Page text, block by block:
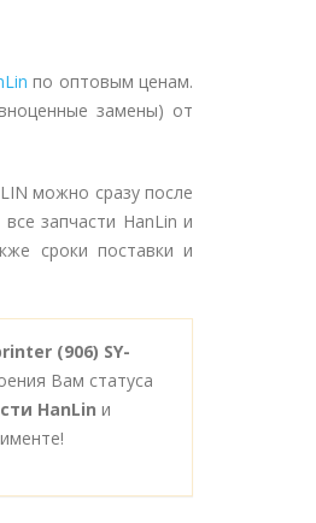
по оптовым ценам.
замены) от
можно сразу после
запчасти HanLin и
сроки поставки и
(906) SY-
Вам статуса
HanLin и